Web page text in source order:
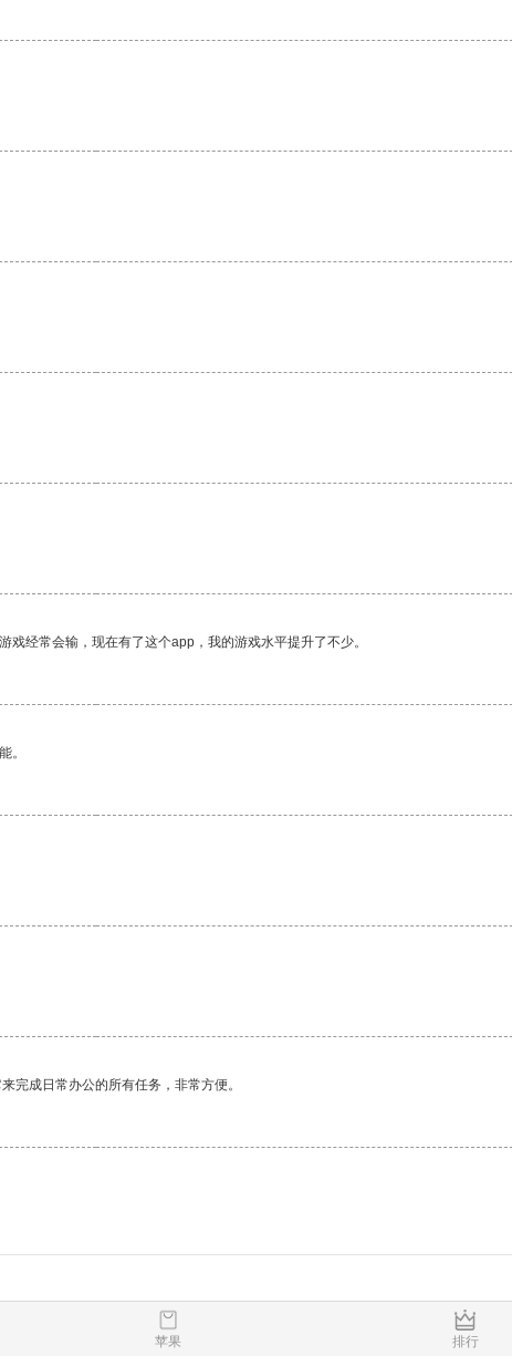
经常会输，现在有了这个app，我的游戏水平提升了不少。
。
完成日常办公的所有任务，非常方便。
苹果 排行